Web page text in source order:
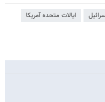
ایالات متحده آمریکا